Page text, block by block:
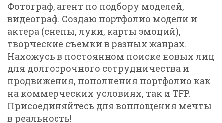
Фотограф, агент по подбору моделей,
видеограф. Создаю портфолио модели и
актера (снепы, луки, карты эмоций),
творческие съемки в разных жанрах.
Нахожусь в постоянном поиске новых лиц
для долгосрочного сотрудничества и
продвижения, пополнения портфолио как
на коммерческих условиях, так и TFP.
Присоединяйтесь для воплощения мечты
в реальность!